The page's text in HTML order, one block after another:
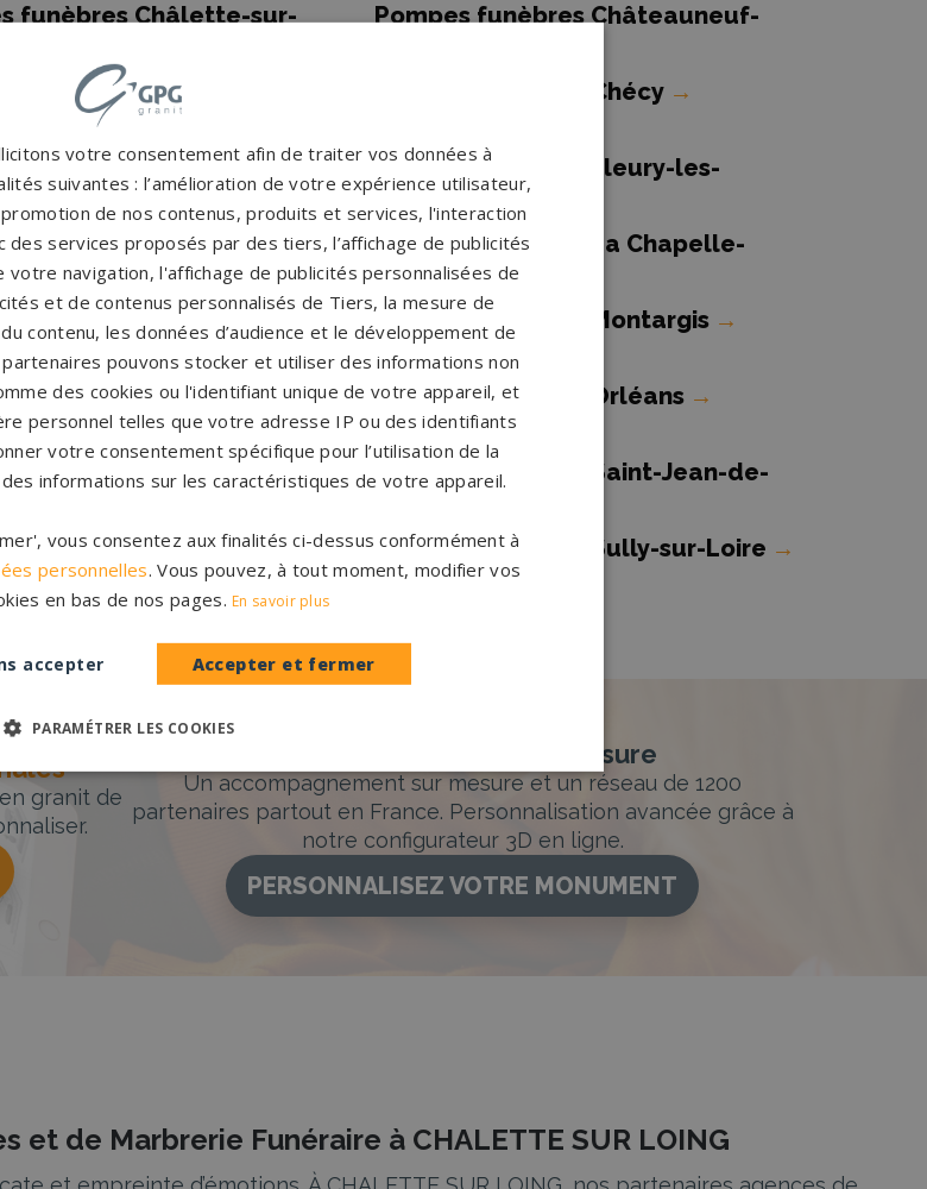
funèbres Châlette-sur-
Pompes funèbres Châteauneuf-
funèbres Châtillon-sur-
Pompes funèbres Chécy →
funèbres Courtenay →
Pompes funèbres Fleury-les-
Aubrais→
funèbres Jargeau→
Pompes funèbres La Chapelle-
Saint-Mesmin
funèbres MEUNG SUR
Pompes funèbres Montargis →
funèbres Olivet→ Pompes funèbres Orléans →
funèbres Saint-Jean-de-
Pompes funèbres Saint-Jean-de-
funèbres Saran→ Pompes funèbres Sully-sur-Loire →
granit de
Accompagnement sur-mesure
Un accompagnement sur mesure et un réseau de 1200
partenaires partout en France. Personnalisation avancée grâce à
notre configurateur 3D en ligne.
PERSONNALISEZ VOTRE MONUMENT
et de Marbrerie Funéraire à CHALETTE SUR LOING
votre consentement afin de traiter vos données à
suivantes : l’amélioration de votre expérience utilisateur,
promotion de nos contenus, produits et services, l'interaction
des services proposés par des tiers, l’affichage de publicités
navigation, l'affichage de publicités personnalisées de
et de contenus personnalisés de Tiers, la mesure de
contenu, les données d’audience et le développement de
pouvons stocker et utiliser des informations non
des cookies ou l'identifiant unique de votre appareil, et
personnel telles que votre adresse IP ou des identifiants
votre consentement spécifique pour l’utilisation de la
informations sur les caractéristiques de votre appareil.
vous consentez aux finalités ci-dessus conformément à
personnelles. Vous pouvez, à tout moment, modifier vos
en bas de nos pages. En savoir plus
Accepter et fermer
accepter
PARAMÉTRER LES COOKIES